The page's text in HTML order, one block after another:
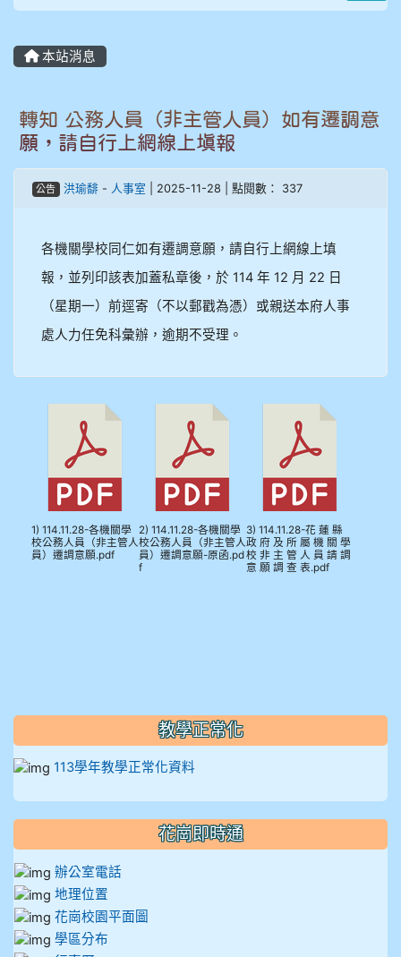
905周沛蓉
905鄭瑀安
906江彥臻
907張晏寧
908彭主豪
909林柏翰
909林玉楓
909林朝智
910謝尚橙
910呂芃澔
910溫婕伶
911王祉傑
911張 婷
本站消息
轉知 公務人員（非主管人員）如有遷調意
願，請自行上網線上填報
公告 洪瑜馡- 人事室 | 2025-11-28 | 點閱數： 337
各機關學校同仁如有遷調意願，請自行上網線上填
報，並列印該表加蓋私章後，於 114 年 12 月 22 日
（星期一）前逕寄（不以郵戳為憑）或親送本府人事
處人力任免科彙辦，逾期不受理。
1) 114.11.28-各機關學
校公務人員（非主管人
員）遷調意願.pdf
2) 114.11.28-各機關學
校公務人員（非主管人
員）遷調意願-原函.pd
f
3) 114.11.28-花 蓮 縣
政 府 及 所 屬 機 關 學
校 非 主 管 人 員 請 調
意 願 調 查 表.pdf
教學正常化
113學年教學正常化資料
花崗即時通
辦公室電話
地理位置
花崗校園平面圖
學區分布